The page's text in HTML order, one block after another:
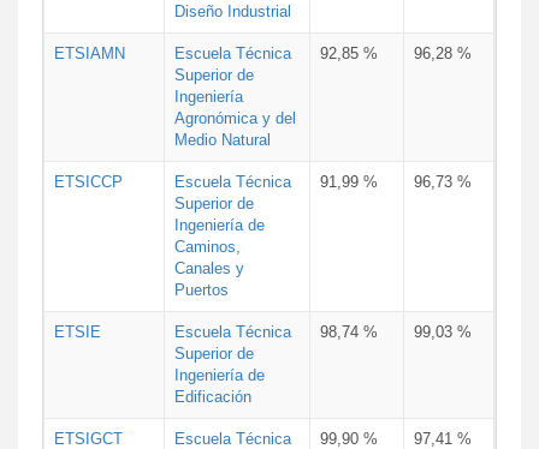
Diseño Industrial
ETSIAMN
Escuela Técnica
Superior de
Ingeniería
Agronómica y del
Medio Natural
92,85 % 96,28 %
ETSICCP
Escuela Técnica
Superior de
Ingeniería de
Caminos,
Canales y
Puertos
91,99 % 96,73 %
ETSIE
Escuela Técnica
Superior de
Ingeniería de
Edificación
98,74 % 99,03 %
ETSIGCT
Escuela Técnica
99,90 % 97,41 %